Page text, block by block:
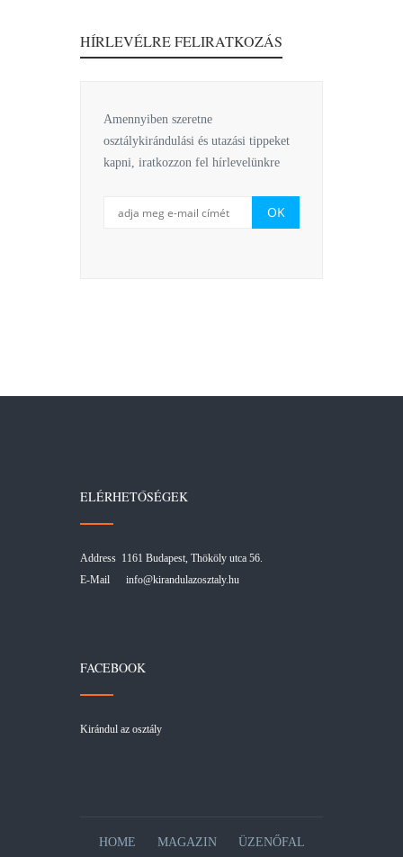
HÍRLEVÉLRE FELIRATKOZÁS
Amennyiben szeretne
osztálykirándulási és utazási tippeket
kapni, iratkozzon fel hírlevelünkre
ELÉRHETŐSÉGEK
Address 1161 Budapest, Thököly utca 56.
E-Mail info@kirandulazosztaly.hu
FACEBOOK
Kirándul az osztály
HOME MAGAZIN ÜZENŐFAL